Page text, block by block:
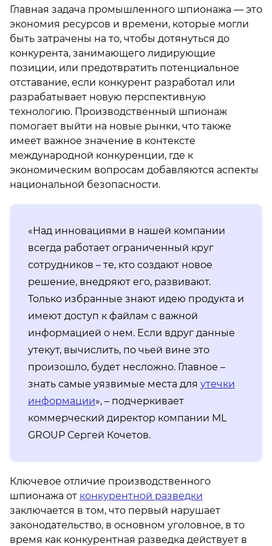
Главная задача промышленного шпионажа — это
экономия ресурсов и времени, которые могли
быть затрачены на то, чтобы дотянуться до
конкурента, занимающего лидирующие
позиции, или предотвратить потенциальное
отставание, если конкурент разработал или
разрабатывает новую перспективную
технологию. Производственный шпионаж
помогает выйти на новые рынки, что также
имеет важное значение в контексте
международной конкуренции, где к
экономическим вопросам добавляются аспекты
национальной безопасности.
«Над инновациями в нашей компании
всегда работает ограниченный круг
сотрудников – те, кто создают новое
решение, внедряют его, развивают.
Только избранные знают идею продукта и
имеют доступ к файлам с важной
информацией о нем. Если вдруг данные
утекут, вычислить, по чьей вине это
произошло, будет несложно. Главное –
знать самые уязвимые места для утечки
информации», – подчеркивает
коммерческий директор компании ML
GROUP Сергей Кочетов.
Ключевое отличие производственного
шпионажа от конкурентной разведки
заключается в том, что первый нарушает
законодательство, в основном уголовное, в то
время как конкурентная разведка действует в